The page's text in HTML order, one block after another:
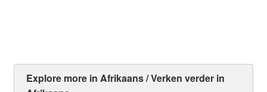
Explore more in Afrikaans / Verken verder in